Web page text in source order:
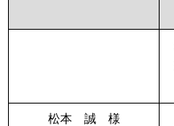
松本 誠 様